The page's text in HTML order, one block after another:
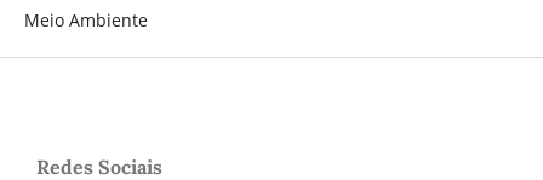
Meio Ambiente
Redes Sociais